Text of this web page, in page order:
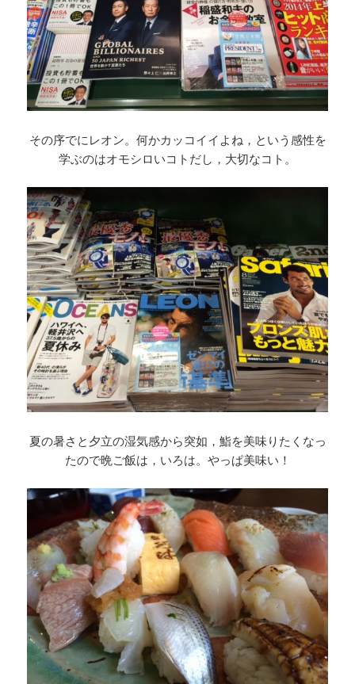
その序でにレオン。何かカッコイイよね，という感性を
学ぶのはオモシロいコトだし，大切なコト。
夏の暑さと夕立の湿気感から突如，鮨を美味りたくなっ
たので晩ご飯は，いろは。やっぱ美味い！